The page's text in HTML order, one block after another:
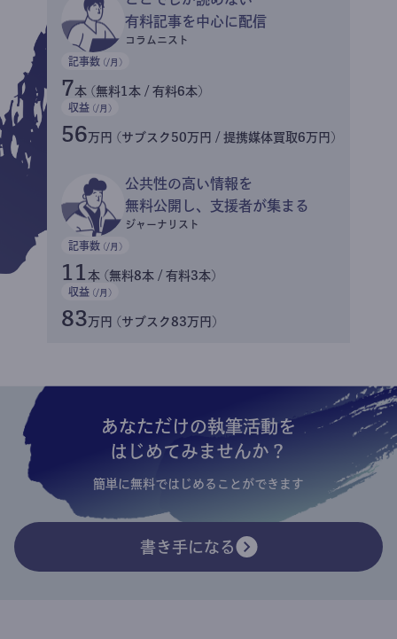
有料記事を中心に配信
コラムニスト
記事数 (/月)
7本 (無料1本 / 有料6本)
収益 (/月)
56万円 (サブスク50万円 / 提携媒体買取6万円)
公共性の高い情報を
無料公開し、支援者が集まる
ジャーナリスト
記事数 (/月)
11 本 (無料8本 / 有料3本)
収益 (/月)
83万円 (サブスク83万円)
あなただけの執筆活動を
はじめてみませんか？
簡単に無料ではじめることができます
書き手になる